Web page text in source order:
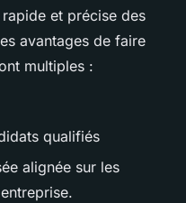
et précise des
avantages de faire
multiples :
qualifiés
alignée sur les